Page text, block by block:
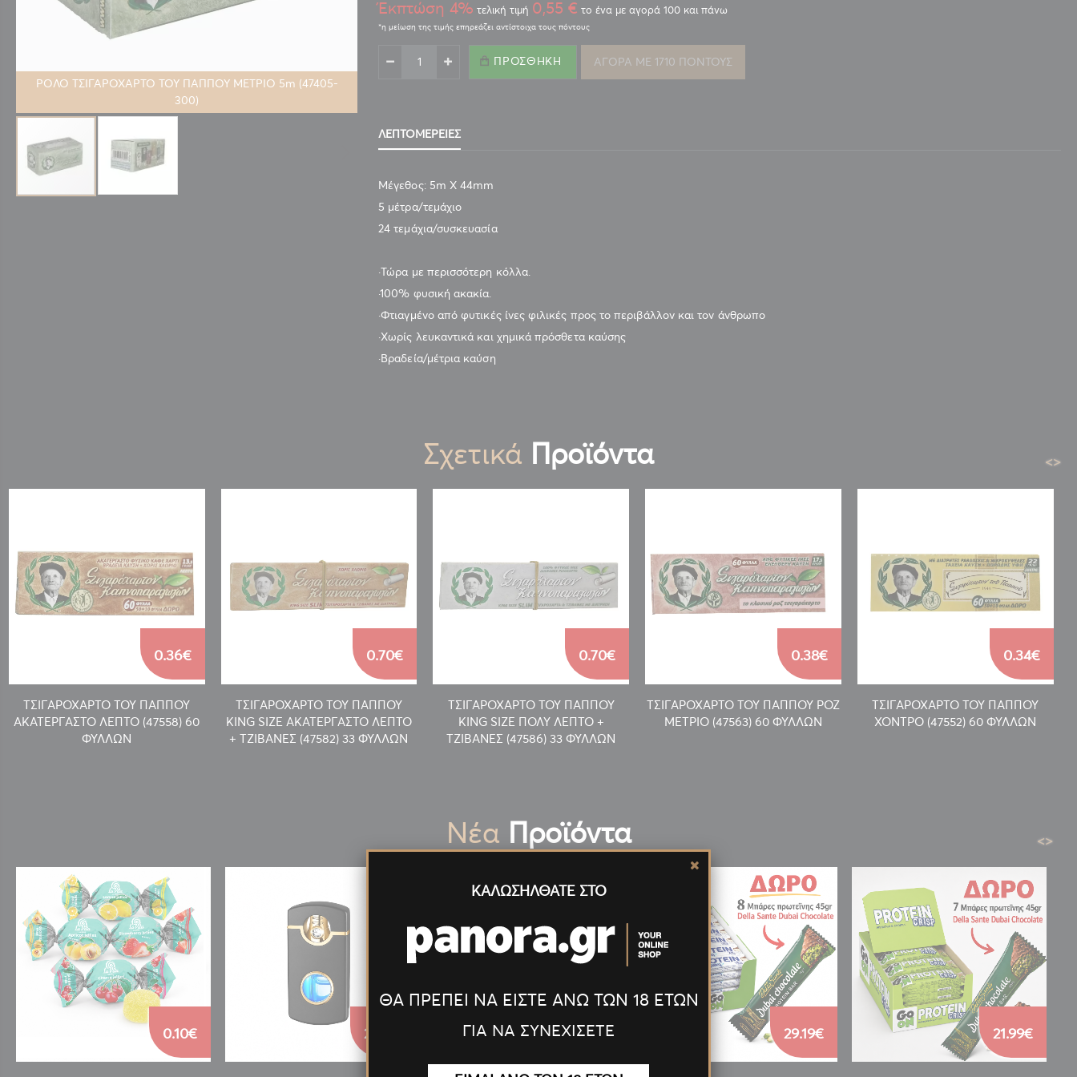
ΡΟΛΟ ΤΣΙΓΑΡΟΧΑΡΤΟ ΤΟΥ ΠΑΠΠΟΥ ΜΕΤΡΙΟ 5m (47405-
300)
ΡΟΛΟ ΤΣΙΓΑΡΟΧΑΡΤΟ ΤΟΥ ΠΑΠΠΟΥ ΜΕΤΡΙΟ 5m (47405-
Έκπτώση 4% τελική τιμή 0,55 € το ένα με αγορά 100 και πάνω
ΠΡΟΣΘΉΚΗ ΑΓΟΡΑ ΜΕ 1710 ΠΟΝΤΟΥΣ
ΛΕΠΤΟΜΈΡΕΙΕΣ
Μέγεθος: 5m X 44mm
5 μέτρα/τεμάχιο
24 τεμάχια/συσκευασία
·Τώρα με περισσότερη κόλλα.
·100% φυσική ακακία.
·Φτιαγμένο από φυτικές ίνες φιλικές προς το περιβάλλον και τον άνθρωπο
·Χωρίς λευκαντικά και χημικά πρόσθετα καύσης
·Βραδεία/μέτρια καύση
Σχετικά Προϊόντα
ΤΣΙΓΑΡΟΧΑΡΤΟ ΤΟΥ ΠΑΠΠΟΥ
ΑΚΑΤΕΡΓΑΣΤΟ ΛΕΠΤΟ (47558) 60
ΦΥΛΛΩΝ
0.36€
ΤΣΙΓΑΡΟΧΑΡΤΟ ΤΟΥ ΠΑΠΠΟΥ
KING SIZE ΑΚΑΤΕΡΓΑΣΤΟ ΛΕΠΤΟ
+ ΤΖΙΒΑΝΕΣ (47582) 33 ΦΥΛΛΩΝ
0.70€
ΤΣΙΓΑΡΟΧΑΡΤΟ ΤΟΥ ΠΑΠΠΟΥ
KING SIZE ΠΟΛΥ ΛΕΠΤΟ +
ΤΖΙΒΑΝΕΣ (47586) 33 ΦΥΛΛΩΝ
0.70€
ΤΣΙΓΑΡΟΧΑΡΤΟ ΤΟΥ ΠΑΠΠΟΥ ΡΟΖ
ΜΕΤΡΙΟ (47563) 60 ΦΥΛΛΩΝ
0.38€
ΤΣΙΓΑΡΟΧΑΡΤΟ ΤΟΥ ΠΑΠΠΟΥ
ΧΟΝΤΡΟ (47552) 60 ΦΥΛΛΩΝ
0.34€
<>
Νέα Προϊόντα
0.10€ 27.55€ 27.55€ 29.19€ 21.99€
<>
ΚΑΛΩΣΗΛΘΑΤΕ ΣΤΟ
ΘΑ ΠΡΕΠΕΙ ΝΑ ΕΙΣΤΕ ΑΝΩ ΤΩΝ 18 ΕΤΩΝ
ΓΙΑ ΝΑ ΣΥΝΕΧΙΣΕΤΕ